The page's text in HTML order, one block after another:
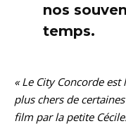
nos
temps.
« Le City Concorde
plus chers de
film par la petite